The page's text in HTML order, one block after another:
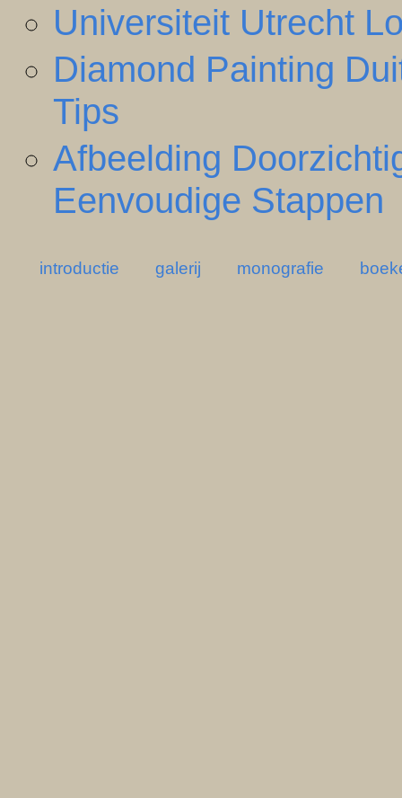
Universiteit Utrecht
Diamond Painting
Tips
Afbeelding
Eenvoudige Stappen
introductie galerij monografie